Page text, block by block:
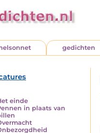
gedichten
einde
in plaats van